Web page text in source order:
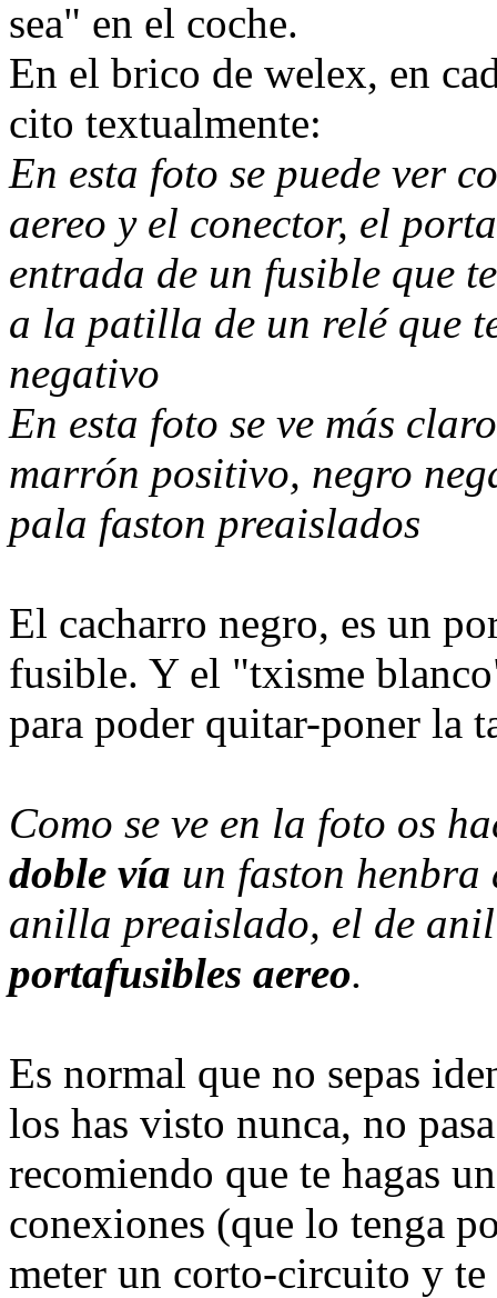
sea" en el coche.
En el brico de welex, en
cito textualmente:
En esta foto se puede ver
aereo y el conector, el
entrada de un fusible que
a la patilla de un relé que
negativo
En esta foto se ve más
marrón positivo, negro
pala faston preaislados
El cacharro negro, es un
fusible. Y el "txisme
para poder quitar-poner la
Como se ve en la foto os
doble vía un faston
anilla preaislado, el de
portafusibles aereo.
Es normal que no sepas
los has visto nunca, no
recomiendo que te hagas
conexiones (que lo tenga
meter un corto-circuito y te